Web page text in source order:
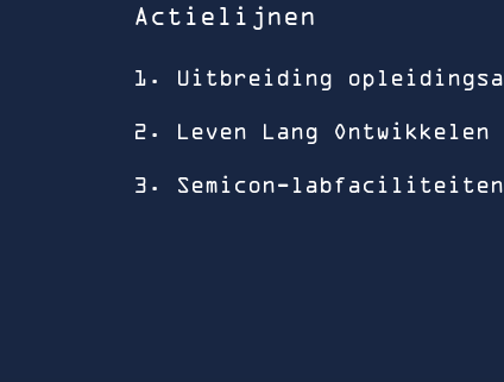
Actielijnen
1. Uitbreiding
2. Leven Lang Ontwikkelen
3. Semicon-labfaciliteiten